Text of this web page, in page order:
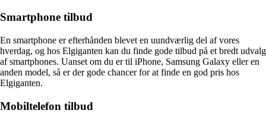
Smartphone tilbud
En smartphone er efterhånden blevet en uundværlig del af vores
hverdag, og hos Elgiganten kan du finde gode tilbud på et bredt udvalg
af smartphones. Uanset om du er til iPhone, Samsung Galaxy eller en
anden model, så er der gode chancer for at finde en god pris hos
Elgiganten.
Mobiltelefon tilbud